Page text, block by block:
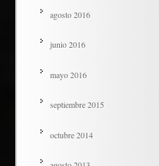
agosto 2016
junio 2016
mayo 2016
septiembre 2015
octubre 2014